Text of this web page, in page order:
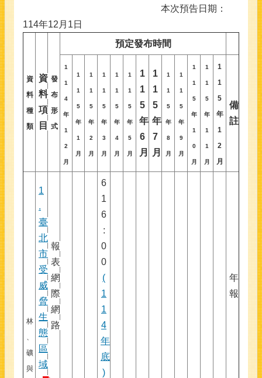
本次預告日期：
114年12月1日
資
料
種
類
資
料
項
目
發
布
形
式
預定發布時間
1
1
4
年
1
2
月
1
1
5
年
1
月
1
1
5
年
2
月
1
1
5
年
3
月
1
1
5
年
4
月
1
1
5
年
5
月
1
1
5
年
6
月
1
1
5
年
7
月
1
1
5
年
8
月
1
1
5
年
9
月
1
1
5
年
1
0
月
1
1
5
年
1
1
月
1
1
5
年
1
2
月
備
註
林
、
礦
與
1
.
臺
北
市
受
威
脅
生
態
區
域
報
表
網
際
網
路
6
1
6
:
0
0
(
1
1
4
年
底
)
年
報